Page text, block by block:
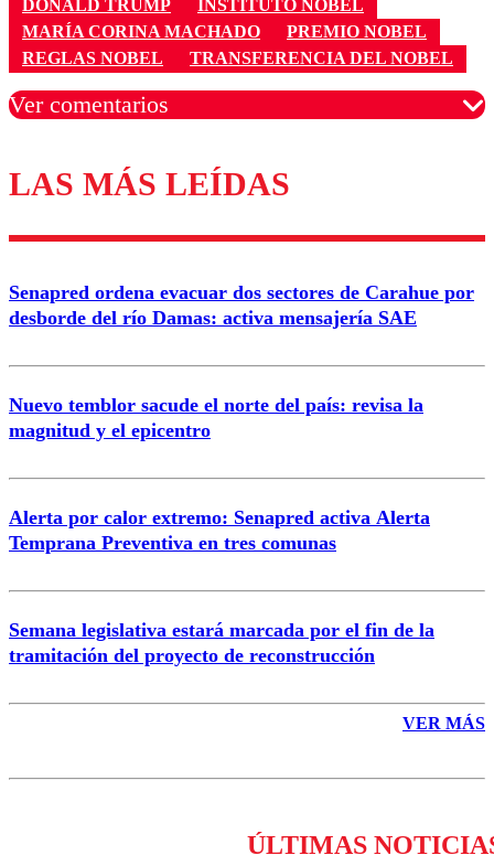
DONALD TRUMP
INSTITUTO NOBEL
MARÍA CORINA MACHADO
PREMIO NOBEL
REGLAS NOBEL
TRANSFERENCIA DEL NOBEL
Ver comentarios
Los comentarios son moderados para garantizar un
diálogo respetuoso.
Nombre
Correo
LAS MÁS LEÍDAS
Senapred ordena evacuar dos sectores de Carahue por
desborde del río Damas: activa mensajería SAE
Nuevo temblor sacude el norte del país: revisa la
magnitud y el epicentro
Alerta por calor extremo: Senapred activa Alerta
Temprana Preventiva en tres comunas
Semana legislativa estará marcada por el fin de la
tramitación del proyecto de reconstrucción
VER MÁS
ÚLTIMAS